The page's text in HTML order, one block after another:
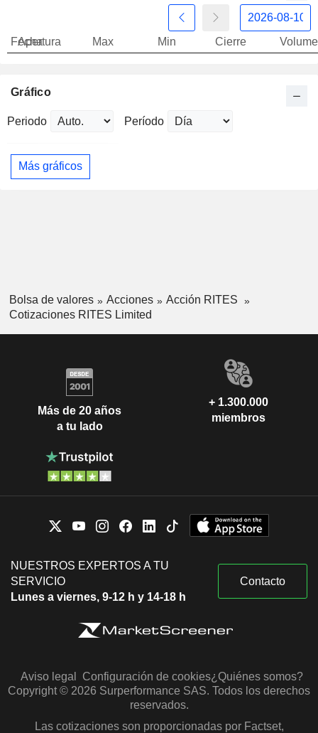
Fecha
Apertura Max Min Cierre
Gráfico
Periodo Período
Más gráficos
Bolsa de valores Acciones
Acción RITES
Cotizaciones RITES Limited
Más de 20 años
a tu lado
+ 1.300.000
miembros
NUESTROS EXPERTOS A TU
SERVICIO
Lunes a viernes, 9-12 h y 14-18 h
Contacto
Aviso legal Configuración de cookies¿Quiénes somos?
Copyright © 2026 Surperformance SAS. Todos los derechos
reservados.
Las cotizaciones son proporcionadas por Factset,